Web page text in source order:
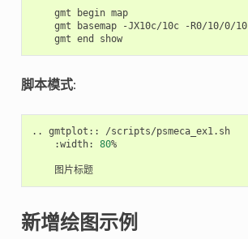
gmt begin
map
gmt
basemap -JX10c/10c -R0/10/0/10
gmt end show
脚本模式:
.. gmtplot::
/scripts/psmeca_ex1.sh
:width:
80%
新增绘图示例